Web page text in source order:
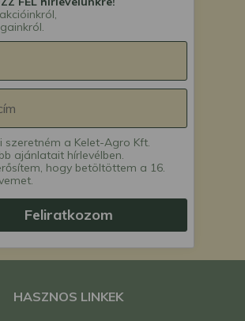
szeretném a Kelet-Agro Kft.
ajánlatait hírlevélben.
hogy betöltöttem a 16.
Feliratkozom
HASZNOS LINKEK